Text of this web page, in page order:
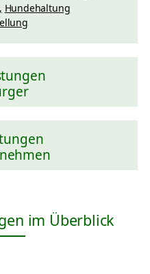
Hundehaltung
im Überblick